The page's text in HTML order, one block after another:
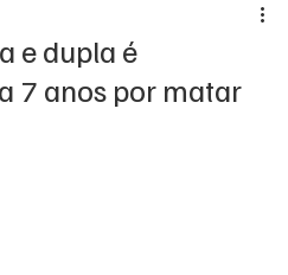
e dupla é
7 anos por matar